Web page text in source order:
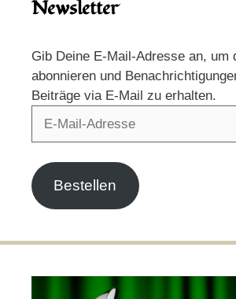
Newsletter
Gib Deine E-Mail-Adresse an, um
abonnieren und
Beiträge via E-Mail zu erhalten.
Bestellen